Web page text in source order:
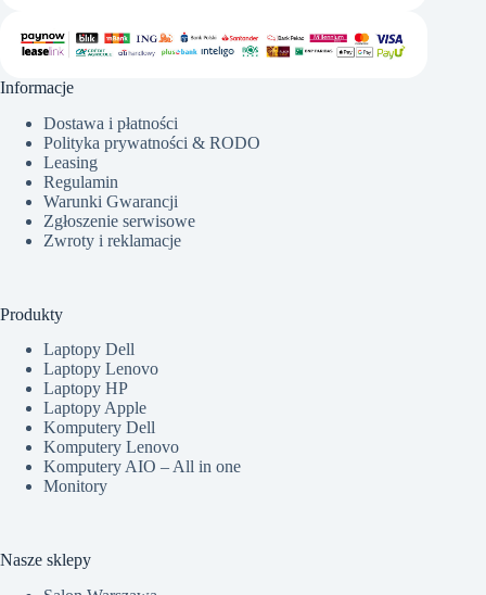
Informacje
Dostawa i płatności
Polityka prywatności & RODO
Leasing
Regulamin
Warunki Gwarancji
Zgłoszenie serwisowe
Zwroty i reklamacje
Produkty
Laptopy Dell
Laptopy Lenovo
Laptopy HP
Laptopy Apple
Komputery Dell
Komputery Lenovo
Komputery AIO – All in one
Monitory
Nasze sklepy